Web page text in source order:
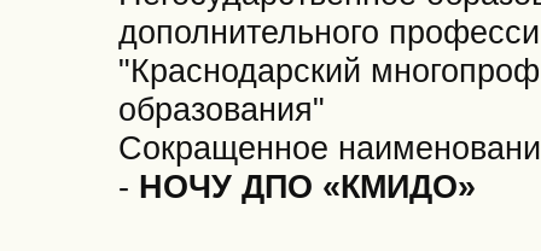
дополнительного
"Краснодарский
образования"
Сокращенное
- НОЧУ ДПО «КМИДО»